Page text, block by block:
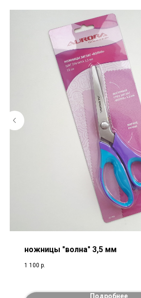
ножницы "волна" 3,5 мм
1 100 р.
Подробнее